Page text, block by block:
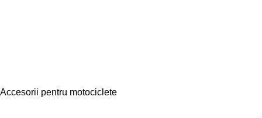
Accesorii pentru motociclete